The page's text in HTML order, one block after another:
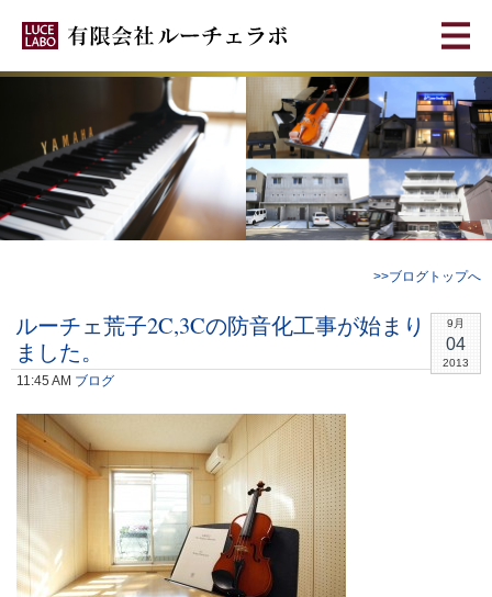
>>ブログトップへ
9月
04
2013
ルーチェ荒子2C,3Cの防音化工事が始まり
ました。
11:45 AM ブログ